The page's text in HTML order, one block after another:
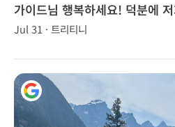
가이드님 행복하세요! 덕분에
Jul 31 · 트리티니